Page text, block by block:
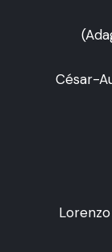
César-